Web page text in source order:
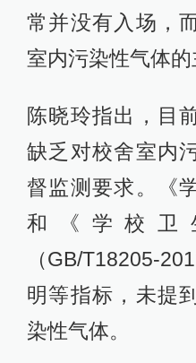
常并没有入场，
室内污染性气体的
陈晓玲指出，目
缺乏对校舍室内
督监测要求。《
和《学校卫
（GB/T18205-
明等指标，未提
染性气体。